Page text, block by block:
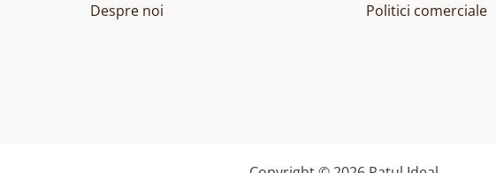
Despre noi
Politici comerciale